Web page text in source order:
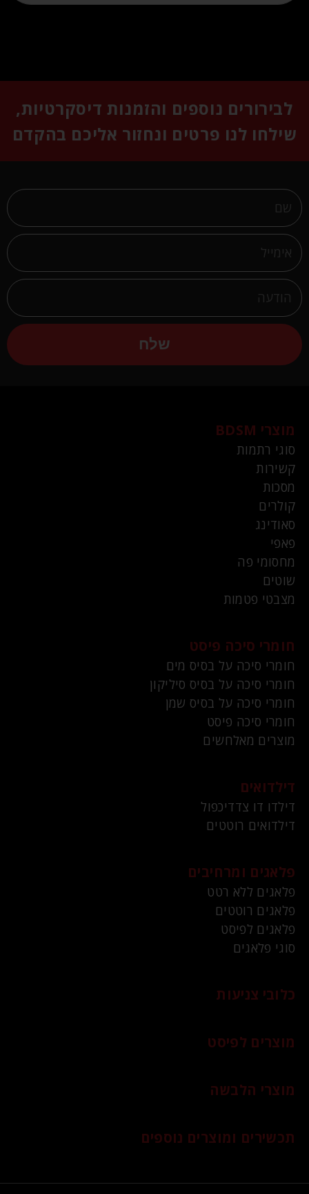
לבירורים נוספים והזמנות דיסקרטיות,
שילחו לנו פרטים ונחזור אליכם בהקדם
שלח
מוצרי BDSM
סוגי רתמות
קשירות
מסכות
קולרים
סאודינג
פאפי
מחסומי פה
שוטים
מצבטי פטמות
חומרי סיכה פיסט
חומרי סיכה על בסיס מים
חומרי סיכה על בסיס סיליקון
חומרי סיכה על בסיס שמן
חומרי סיכה פיסט
מוצרים מאלחשים
דילדואים
דילדו דו צדדיכפול
דילדואים רוטטים
פלאגים ומרחיבים
פלאגים ללא רטט
פלאגים רוטטים
פלאגים לפיסט
סוגי פלאגים
כלובי צניעות
מוצרים לפיסט
מוצרי הלבשה
תכשירים ומוצרים נוספים